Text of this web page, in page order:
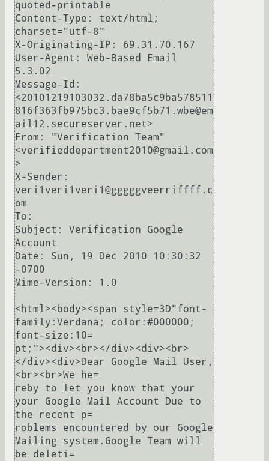
quoted-printable
Content-Type: text/html;
charset="utf-8"
X-Originating-IP: 69.31.70.167
User-Agent: Web-Based Email
5.3.02
Message-Id:
<20101219103032.da78ba5c9ba578511
816f363fb975bc3.bae9cf5b71.wbe@em
ail12.secureserver.net>
From: "Verification Team"
<verifieddepartment2010@gmail.com
>
X-Sender:
veri1veri1veri1@gggggveerriffff.c
om
To:
Subject: Verification Google
Account
Date: Sun, 19 Dec 2010 10:30:32
-0700
Mime-Version: 1.0
<html><body><span style=3D"font-
family:Verdana; color:#000000;
font-size:10=
pt;"><div><br></div><div><br>
</div><div>Dear Google Mail User,
<br><br>We he=
reby to let you know that your
your Google Mail Account Due to
the recent p=
roblems encountered by our Google
Mailing system.Google Team will
be deleti=